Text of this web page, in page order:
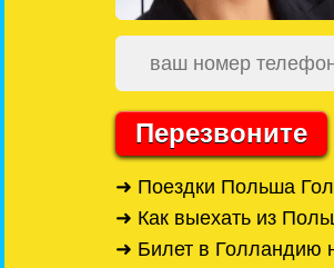
Перезвоните
➜ Поездки Польша
➜ Как выехать из
➜ Билет в Голландию